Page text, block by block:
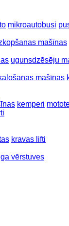
mikroautobusi
mašīnas
ugunsdzēsēju
mašīnas
kemperi
kravas lifti
vērstuves